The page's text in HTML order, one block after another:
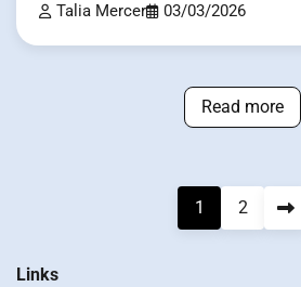
Talia Mercer 03/03/2026
Read more
1 2
Links